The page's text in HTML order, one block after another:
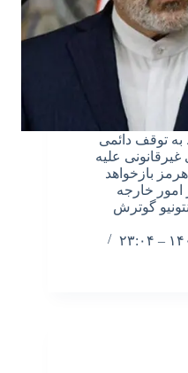
توقف دائمی
علیه
هرمز بازخواهد
خارجه
گوترش